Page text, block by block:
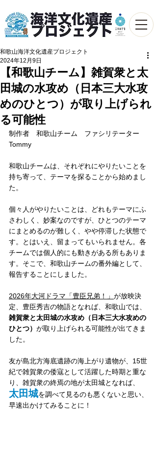
【和歌山チーム】雑賀衆と太
田城の水攻め（日本三大水攻
めのひとつ）が取り上げられ
る可能性
和歌山海洋文化遺産プロジェクト
2024年12月9日
制作者　和歌山チーム　ファシリテーター
Tommy
和歌山チームは、それぞれにやりたいことを
持ち寄って、テーマを探ることから始めまし
た。
個々人がやりたいことは、どれもテーマにふ
さわしく、妙案なのですが、ひとつのテーマ
にまとめるのが難しく、やや停滞した状態で
す。とはいえ、留まってもいられません。各
チームでは個人的にも動きがある所もありま
す。そこで、和歌山チームの番外編として、
報告することにしました。
2026年大河ドラマ「豊臣兄弟！」 が放映決
定、豊臣秀吉の物語となれば、和歌山では、
雑賀衆と太田城の水攻め（日本三大水攻めの
ひとつ） が取り上げられる可能性が出てきま
した。
友が島北方海底遺跡の海上がり遺物が、15世
紀で雑賀衆の倭寇として活躍した時期と重な
り、雑賀衆の終焉の地が太田城となれば、
太田城を調べて見るのも悪くないと思い、
早速出かけてみることに！